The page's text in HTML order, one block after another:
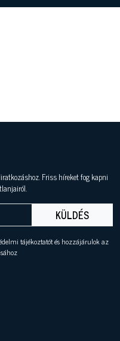
Friss híreket fog kapni
KÜLDÉS
tájékoztatót és hozzájárulok az